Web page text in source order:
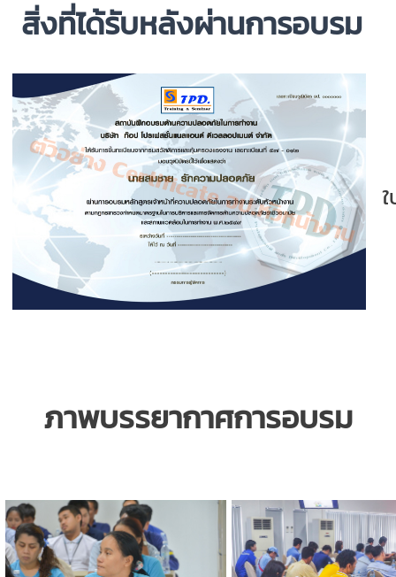
สิ่งที่ได้รับหลังผ่านการอบรม
ภาพบรรยากาศการอบรม